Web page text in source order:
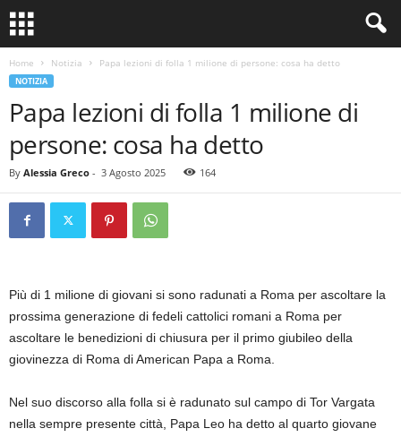
Home Notizia Papa lezioni di folla 1 milione di persone: cosa ha detto
NOTIZIA
Papa lezioni di folla 1 milione di
persone: cosa ha detto
By Alessia Greco - 3 Agosto 2025 164
Più di 1 milione di giovani si sono radunati a Roma per ascoltare la
prossima generazione di fedeli cattolici romani a Roma per
ascoltare le benedizioni di chiusura per il primo giubileo della
giovinezza di Roma di American Papa a Roma.
Nel suo discorso alla folla si è radunato sul campo di Tor Vargata
nella sempre presente città, Papa Leo ha detto al quarto giovane